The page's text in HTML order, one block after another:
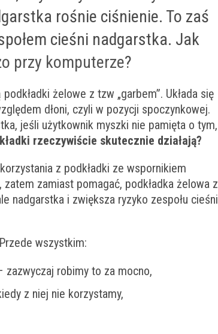
rośnie ciśnienie. To zaś
cieśni nadgarstka. Jak
przy komputerze?
żelowe z tzw „garbem”. Układa się
dłoni, czyli w pozycji spoczynkowej.
jeśli użytkownik myszki nie pamięta o tym,
rzeczywiście skutecznie działają?
z podkładki ze wspornikiem
zamiast pomagać, podkładka żelowa z
nadgarstka i zwiększa ryzyko zespołu cieśni
Przede wszystkim:
zazwyczaj robimy to za mocno,
z niej nie korzystamy,